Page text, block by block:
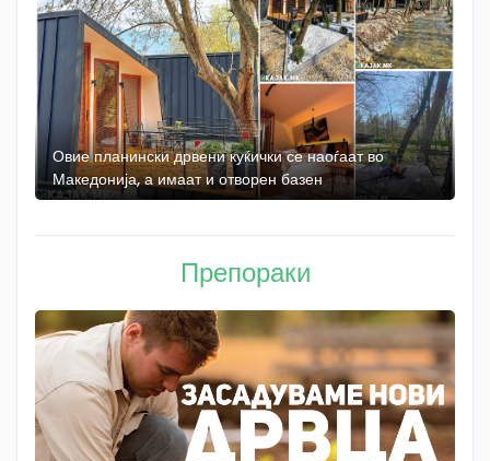
Овие планински дрвени куќички се наоѓаат во
Македонија, а имаат и отворен базен
Препораки